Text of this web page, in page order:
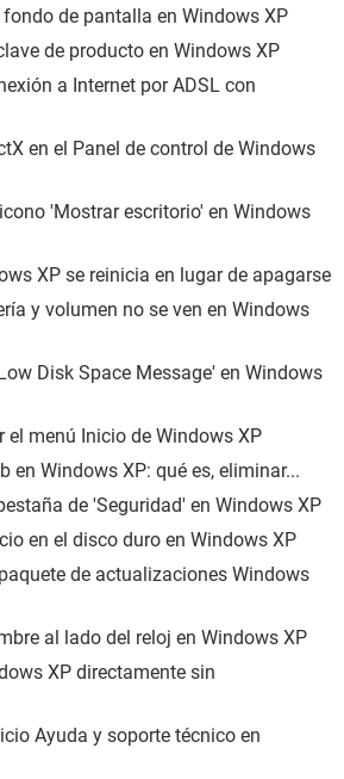
fondo de pantalla en Windows XP
de producto en Windows XP
a Internet por ADSL con
en el Panel de control de Windows
'Mostrar escritorio' en Windows
XP se reinicia en lugar de apagarse
y volumen no se ven en Windows
Disk Space Message' en Windows
el menú Inicio de Windows XP
en Windows XP: qué es, eliminar...
de 'Seguridad' en Windows XP
en el disco duro en Windows XP
de actualizaciones Windows
al lado del reloj en Windows XP
XP directamente sin
Ayuda y soporte técnico en